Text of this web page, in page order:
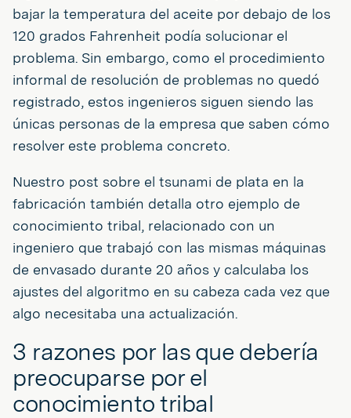
bajar la temperatura del aceite por debajo de los
120 grados Fahrenheit podía solucionar el
problema. Sin embargo, como el procedimiento
informal de resolución de problemas no quedó
registrado, estos ingenieros siguen siendo las
únicas personas de la empresa que saben cómo
resolver este problema concreto.
Nuestro post sobre el tsunami de plata en la
fabricación también detalla otro ejemplo de
conocimiento tribal, relacionado con un
ingeniero que trabajó con las mismas máquinas
de envasado durante 20 años y calculaba los
ajustes del algoritmo en su cabeza cada vez que
algo necesitaba una actualización.
3 razones por las que debería
preocuparse por el
conocimiento tribal